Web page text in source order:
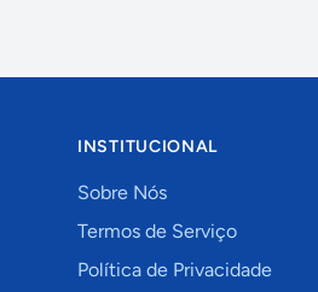
INSTITUCIONAL
Sobre Nós
Termos de Serviço
Política de Privacidade